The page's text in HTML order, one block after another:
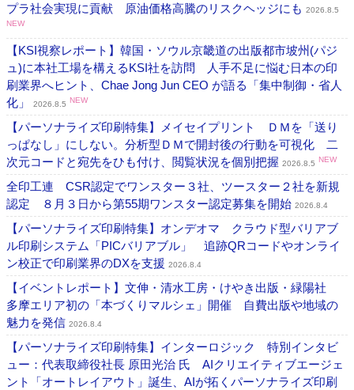
プラ社会実現に貢献 原油価格高騰のリスクヘッジにも 2026.8.5
NEW
【KSI視察レポート】韓国・ソウル京畿道の出版都市坡州(パジ
ュ)に本社工場を構えるKSI社を訪問 人手不足に悩む日本の印
刷業界へヒント、Chae Jong Jun CEO が語る「集中制御・省人
化」
2026.8.5 NEW
【パーソナライズ印刷特集】メイセイプリント ＤＭを「送り
っぱなし」にしない。分析型ＤＭで開封後の行動を可視化 二
次元コードと宛先をひも付け、閲覧状況を個別把握 2026.8.5 NEW
全印工連 CSR認定でワンスター３社、ツースター２社を新規
認定 ８月３日から第55期ワンスター認定募集を開始 2026.8.4
【パーソナライズ印刷特集】オンデオマ クラウド型バリアブ
ル印刷システム「PICバリアブル」 追跡QRコードやオンライ
ン校正で印刷業界のDXを支援 2026.8.4
【イベントレポート】文伸・清水工房・けやき出版・緑陽社
多摩エリア初の「本づくりマルシェ」開催 自費出版や地域の
魅力を発信 2026.8.4
【パーソナライズ印刷特集】インターロジック 特別インタビ
ュー：代表取締役社長 原田光治 氏 AIクリエイティブエージェ
ント「オートレイアウト」誕生、AIが拓くパーソナライズ印刷